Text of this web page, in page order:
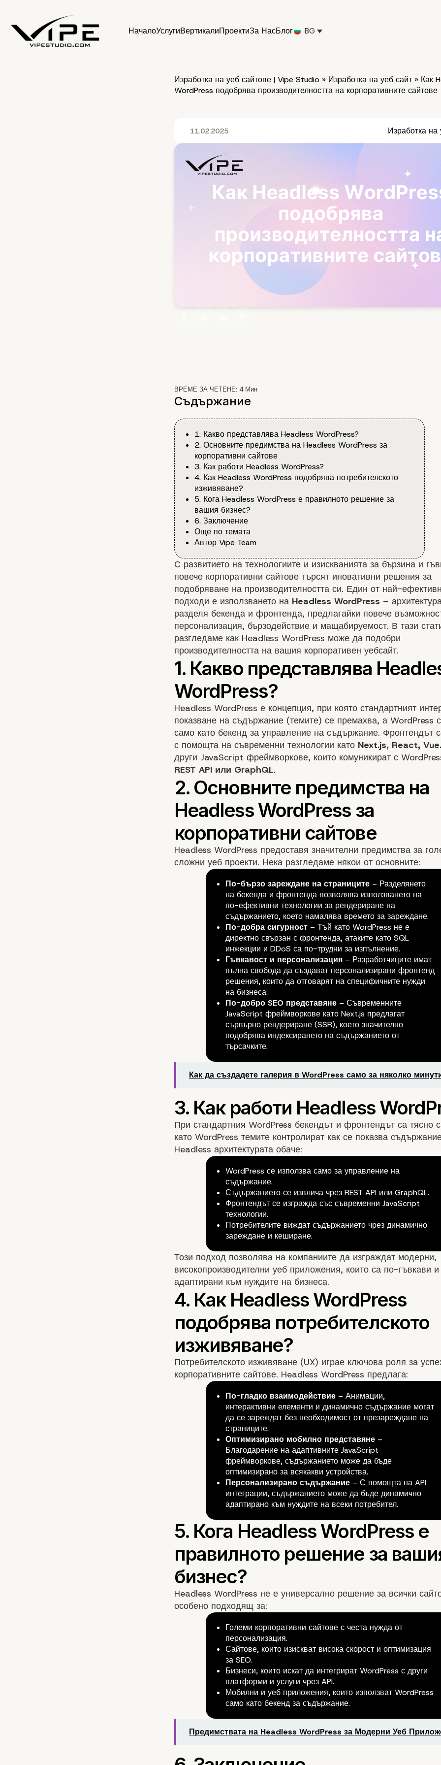
НачалоУслугиВертикалиПроектиЗа НасБлог BG
Изработка на уеб сайтове | Vipe Studio » Изработка на уеб сайт » Как
WordPress подобрява производителността на корпоративните сайтове
11.02.2025 Изработка на
ВРЕМЕ ЗА ЧЕТЕНЕ: 4Мин
Съдържание
1. Какво представлява Headless WordPress?
2. Основните предимства на Headless WordPress за
корпоративни сайтове
3. Как работи Headless WordPress?
4. Как Headless WordPress подобрява потребителското
изживяване?
5. Кога Headless WordPress е правилното решение за
вашия бизнес?
6. Заключение
Още по темата
Автор Vipe Team
С развитието на технологиите и изискванията за бързина и
повече корпоративни сайтове търсят иновативни решения за
подобряване на производителността си. Един от най-
подходи е използването на Headless WordPress –
разделя бекенда и фронтенда, предлагайки повече
персонализация, бързодействие и мащабируемост. В тази
разгледаме как Headless WordPress може да подобри
производителността на вашия корпоративен уебсайт.
Headless WordPress е концепция, при която стандартният
показване на съдържание (темите) се премахва, а WordPress
само като бекенд за управление на съдържание. Фронтендът
с помощта на съвременни технологии като Next.js, React,
други JavaScript фреймворкове, които комуникират с
REST API или GraphQL.
Headless WordPress предоставя значителни предимства за
сложни уеб проекти. Нека разгледаме някои от основните:
По-бързо зареждане на страниците– Разделянето
на бекенда и фронтенда позволява използването на
по-ефективни технологии за рендериране на
съдържанието, което намалява времето за зареждане.
По-добра сигурност– Тъй като WordPress не е
директно свързан с фронтенда, атаките като SQL
инжекции и DDoS са по-трудни за изпълнение.
Гъвкавост и персонализация– Разработчиците имат
пълна свобода да създават персонализирани фронтенд
решения, които да отговарят на специфичните нужди
на бизнеса.
По-добро SEO представяне– Съвременните
JavaScript фреймворкове като Next.js предлагат
сървърно рендериране (SSR), което значително
подобрява индексирането на съдържанието от
търсачките.
Как да създадете галерия в WordPress само за няколко
При стандартния WordPress бекендът и фронтендът са тясно
като WordPress темите контролират как се показва
Headless архитектурата обаче:
WordPress се използва само за управление на
съдържание.
Съдържанието се извлича чрез REST API или GraphQL.
Фронтендът се изгражда със съвременни JavaScript
технологии.
Потребителите виждат съдържанието чрез динамично
зареждане и кеширане.
Този подход позволява на компаниите да изграждат модерни,
високопроизводителни уеб приложения, които са по-гъвкави
адаптирани към нуждите на бизнеса.
Потребителското изживяване (UX) играе ключова роля за
корпоративните сайтове. Headless WordPress предлага:
По-гладко взаимодействие– Анимации,
интерактивни елементи и динамично съдържание могат
да се зареждат без необходимост от презареждане на
страниците.
Оптимизирано мобилно представяне–
Благодарение на адаптивните JavaScript
фреймворкове, съдържанието може да бъде
оптимизирано за всякакви устройства.
Персонализирано съдържание– С помощта на API
интеграции, съдържанието може да бъде динамично
адаптирано към нуждите на всеки потребител.
Headless WordPress не е универсално решение за всички
особено подходящ за:
Големи корпоративни сайтове с честа нужда от
персонализация.
Сайтове, които изискват висока скорост и оптимизация
за SEO.
Бизнеси, които искат да интегрират WordPress с други
платформи и услуги чрез API.
Мобилни и уеб приложения, които използват WordPress
само като бекенд за съдържание.
Предимствата на Headless WordPress за Модерни Уеб